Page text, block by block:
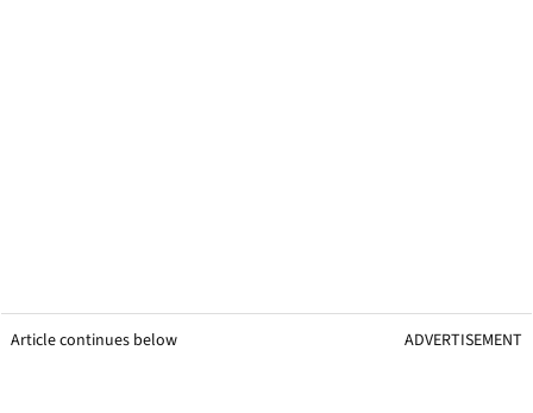
Article continues below ADVERTISEMENT